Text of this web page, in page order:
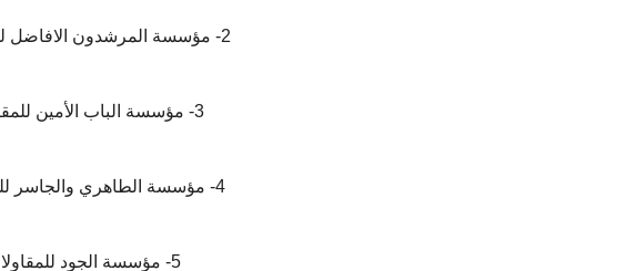
2- مؤسسة المرشدون الافاضل للمقاولات.
3- مؤسسة الباب الأمين للمقاولات.
4- مؤسسة الطاهري والجاسر للمقاولات.
5- مؤسسة الجود للمقاولات.